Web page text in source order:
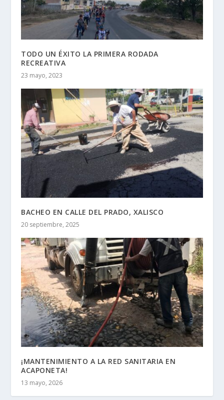
TODO UN ÉXITO LA PRIMERA RODADA
RECREATIVA
23 mayo, 2023
BACHEO EN CALLE DEL PRADO, XALISCO
20 septiembre, 2025
¡MANTENIMIENTO A LA RED SANITARIA EN
ACAPONETA!
13 mayo, 2026